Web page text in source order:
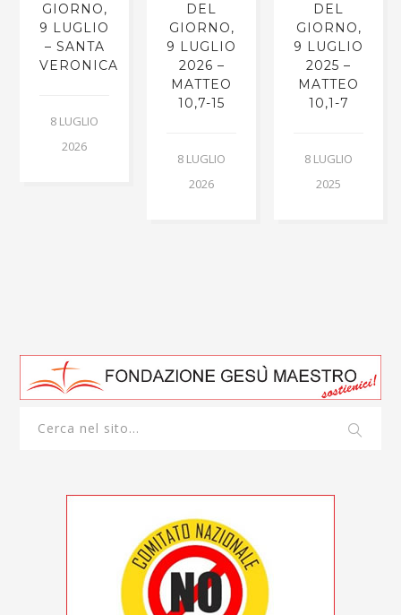
GIORNO,
9 LUGLIO
– SANTA
VERONICA
8 LUGLIO
2026
DEL
GIORNO,
9 LUGLIO
2026 –
MATTEO
10,7-15
8 LUGLIO
2026
DEL
GIORNO,
9 LUGLIO
2025 –
MATTEO
10,1-7
8 LUGLIO
2025